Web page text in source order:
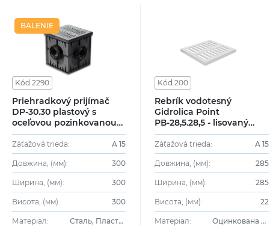
Kód 2290
Priehradkový prijímač
DP-30.30 plastový s
oceľovou pozinkovanou
mriežkou
Záťažová trieda: A 15
Довжина, (мм): 300
Ширина, (мм): 300
Висота, (мм): 300
Матеріал: Сталь, Пластик
BALENIE
Kód 200
Rebrík vodotesný
Gidrolica Point
РВ-28,5.28,5 - lisovaný
oceľový pozinkovaný,
trieda А15
Záťažová trieda: A 15
Довжина, (мм): 285
Ширина, (мм): 285
Висота, (мм): 22
Матеріал: Оцинкована сталь